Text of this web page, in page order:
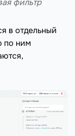
в отдельный
по ним